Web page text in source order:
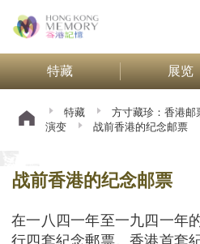
特藏 展览
特藏 方寸藏珍：香港邮
演变
战前香港的纪念邮票
战前香港的纪念邮票
在一八四一年至一九四一年
行四套紀念郵票。香港首套